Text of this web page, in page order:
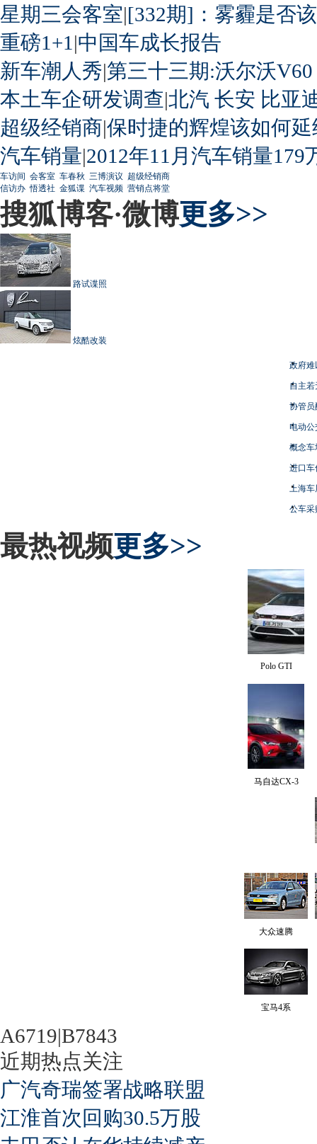
星期三会客室|[332期]：雾霾是否
重磅1+1 |中国车成长报告
新车潮人秀|第三十三期:沃尔沃
本土车企研发调查|北汽 长安 比亚
超级经销商|保时捷的辉煌该如何延
汽车销量|2012年11月汽车销量179
车访间 会客室 车春秋 三博演议 超级经销商
信访办 悟透社 金狐谍 汽车视频 营销点将堂
搜狐博客·微博更多>>
路试谍照
炫酷改装
政府难
自主
协管员
电动
概念车
进口车
上海
公车采
最热视频更多>>
Polo GTI
马自达CX-3
大众速腾
宝马4系
A6719|B7843
近期热点关注
广汽奇瑞签署战略联盟
江淮首次回购30.5万股